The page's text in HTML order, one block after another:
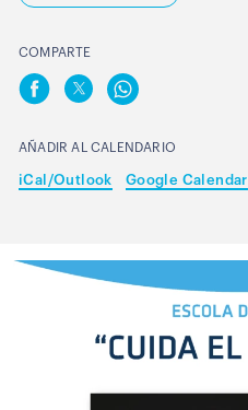
COMPARTE
AÑADIR AL CALENDARIO
iCal/Outlook Google Calendar